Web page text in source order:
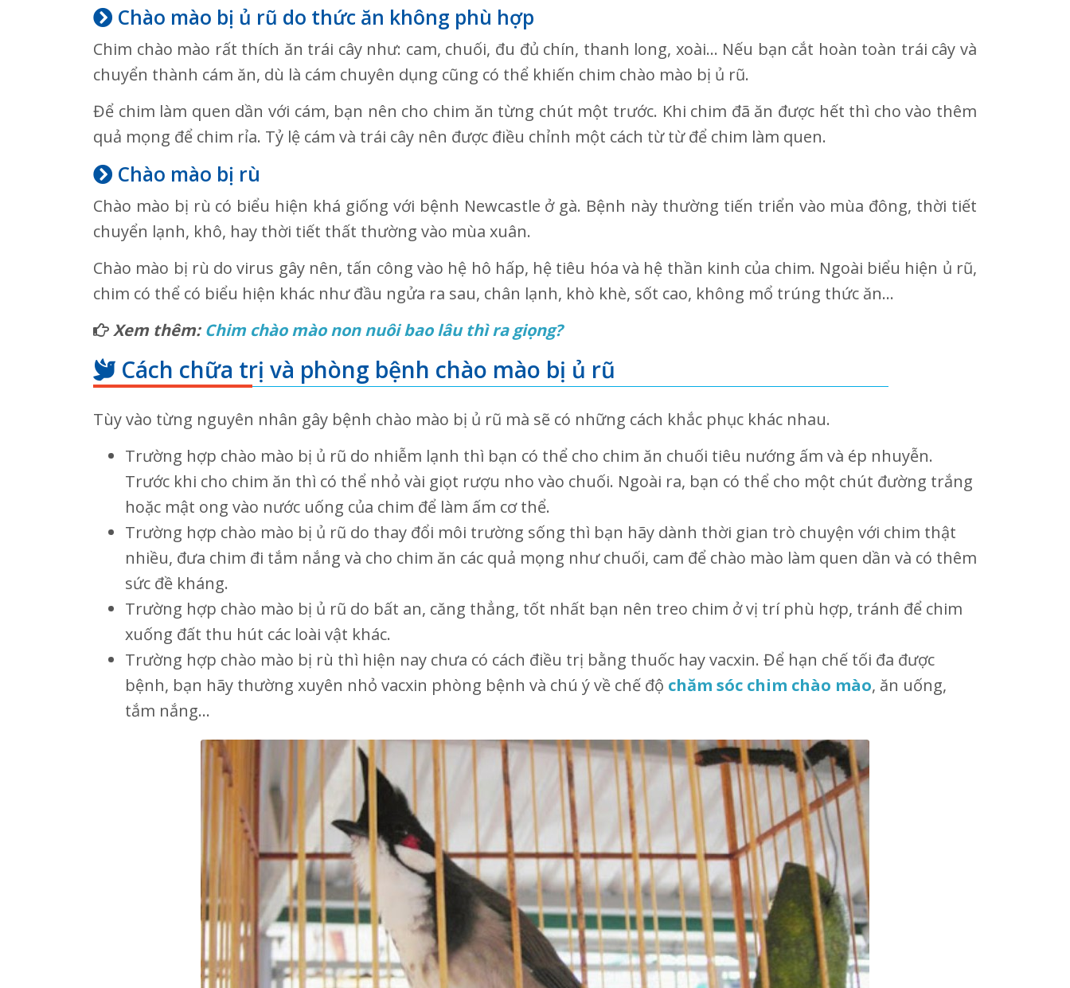
Chào mào bị ủ rũ do thức ăn không phù hợp
Chim chào mào rất thích ăn trái cây như: cam, chuối, đu đủ chín, thanh long, xoài… Nếu bạn cắt hoàn toàn trái cây và
chuyển thành cám ăn, dù là cám chuyên dụng cũng có thể khiến chim chào mào bị ủ rũ.
Để chim làm quen dần với cám, bạn nên cho chim ăn từng chút một trước. Khi chim đã ăn được hết thì cho vào thêm
quả mọng để chim rỉa. Tỷ lệ cám và trái cây nên được điều chỉnh một cách từ từ để chim làm quen.
Chào mào bị rù
Chào mào bị rù có biểu hiện khá giống với bệnh Newcastle ở gà. Bệnh này thường tiến triển vào mùa đông, thời tiết
chuyển lạnh, khô, hay thời tiết thất thường vào mùa xuân.
Chào mào bị rù do virus gây nên, tấn công vào hệ hô hấp, hệ tiêu hóa và hệ thần kinh của chim. Ngoài biểu hiện ủ rũ,
chim có thể có biểu hiện khác như đầu ngửa ra sau, chân lạnh, khò khè, sốt cao, không mổ trúng thức ăn…
Xem thêm: Chim chào mào non nuôi bao lâu thì ra giọng?
Cách chữa trị và phòng bệnh chào mào bị ủ rũ
Tùy vào từng nguyên nhân gây bệnh chào mào bị ủ rũ mà sẽ có những cách khắc phục khác nhau.
Trường hợp chào mào bị ủ rũ do nhiễm lạnh thì bạn có thể cho chim ăn chuối tiêu nướng ấm và ép nhuyễn.
Trước khi cho chim ăn thì có thể nhỏ vài giọt rượu nho vào chuối. Ngoài ra, bạn có thể cho một chút đường trắng
hoặc mật ong vào nước uống của chim để làm ấm cơ thể.
Trường hợp chào mào bị ủ rũ do thay đổi môi trường sống thì bạn hãy dành thời gian trò chuyện với chim thật
nhiều, đưa chim đi tắm nắng và cho chim ăn các quả mọng như chuối, cam để chào mào làm quen dần và có thêm
sức đề kháng.
Trường hợp chào mào bị ủ rũ do bất an, căng thẳng, tốt nhất bạn nên treo chim ở vị trí phù hợp, tránh để chim
xuống đất thu hút các loài vật khác.
Trường hợp chào mào bị rù thì hiện nay chưa có cách điều trị bằng thuốc hay vacxin. Để hạn chế tối đa được
bệnh, bạn hãy thường xuyên nhỏ vacxin phòng bệnh và chú ý về chế độ chăm sóc chim chào mào, ăn uống,
tắm nắng…